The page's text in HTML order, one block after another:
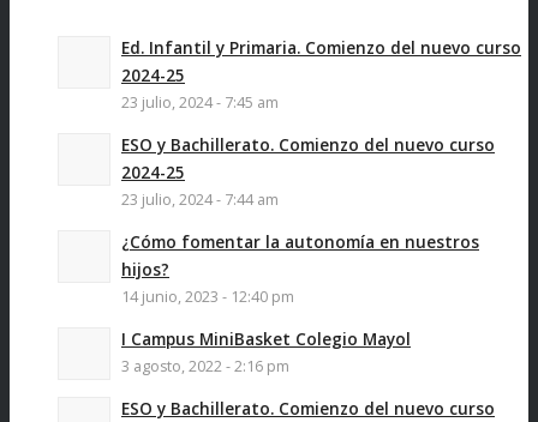
Ed. Infantil y Primaria. Comienzo del nuevo curso
2024-25
23 julio, 2024 - 7:45 am
ESO y Bachillerato. Comienzo del nuevo curso
2024-25
23 julio, 2024 - 7:44 am
¿Cómo fomentar la autonomía en nuestros
hijos?
14 junio, 2023 - 12:40 pm
I Campus MiniBasket Colegio Mayol
3 agosto, 2022 - 2:16 pm
ESO y Bachillerato. Comienzo del nuevo curso